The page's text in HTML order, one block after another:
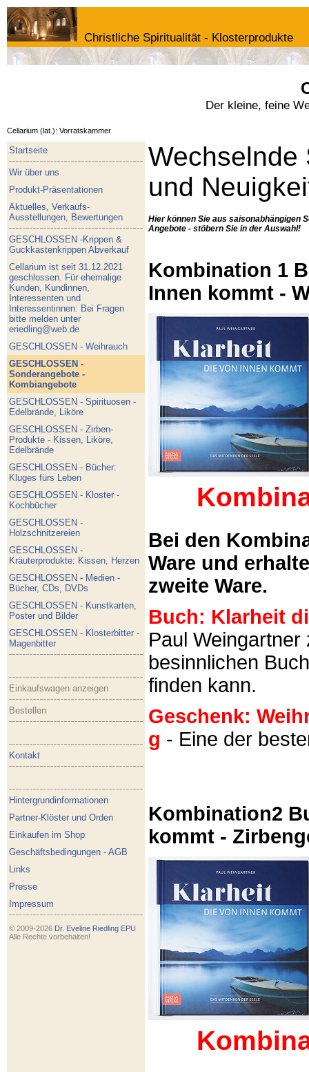
Christliche Spiritualität - Klosterprodukte
Der kleine, feine
Cellarium (lat.): Vorratskammer
Startseite
Wir über uns
Produkt-Präsentationen
Aktuelles, Verkaufs-
Ausstellungen, Bewertungen
GESCHLOSSEN -Krippen &
Guckkastenkrippen Abverkauf
Cellarium ist seit 31.12.2021
geschlossen. Für ehemalige
Kunden, Kundinnen,
Interessenten und
Interessentinnen: Bei Fragen
bitte melden unter
eriedling@web.de
GESCHLOSSEN - Weihrauch
GESCHLOSSEN -
Sonderangebote -
Kombiangebote
GESCHLOSSEN - Spirituosen -
Edelbrände, Liköre
GESCHLOSSEN - Zirben-
Produkte - Kissen, Liköre,
Edelbrände
GESCHLOSSEN - Bücher:
Kluges fürs Leben
GESCHLOSSEN - Kloster -
Kochbücher
GESCHLOSSEN -
Holzschnitzereien
GESCHLOSSEN -
Kräuterprodukte: Kissen, Herzen
GESCHLOSSEN - Medien -
Bücher, CDs, DVDs
GESCHLOSSEN - Kunstkarten,
Poster und Bilder
GESCHLOSSEN - Klosterbitter -
Magenbitter
Einkaufswagen anzeigen
Bestellen
Kontakt
Hintergrundinformationen
Partner-Klöster und Orden
Einkaufen im Shop
Geschäftsbedingungen - AGB
Links
Presse
Impressum
© 2009-2026 Dr. Eveline Riedling EPU
Alle Rechte vorbehalten!
Wechselnde
und
Hier können Sie aus saisonabhängigen
Angebote - stöbern Sie in der Auswahl!
Kombination 1
Innen kommt -
Bei den
Ware und
zweite Ware.
Buch: Klarheit
Paul
besinnlichen
finden kann.
Geschenk:
g - Eine der
Kombination2
kommt -